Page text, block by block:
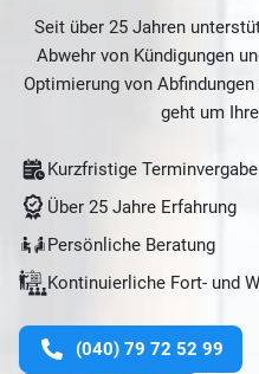
Seit über 25 Jahren
Abwehr von Kündigungen
Optimierung von
geht um
Kurzfristige Terminvergabe
Über 25 Jahre Erfahrung
Persönliche Beratung
Kontinuierliche Fort- und
(040) 79 72 52 99